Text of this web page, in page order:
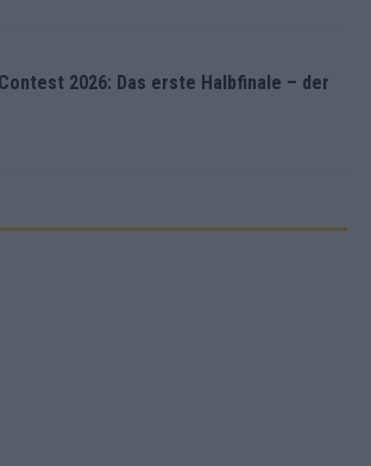
2026: Das erste Halbfinale – der